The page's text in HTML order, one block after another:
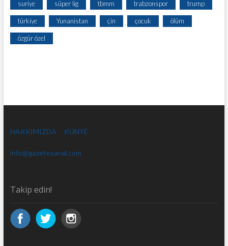
suriye süper lig tbmm trabzonspor trump
türkiye Yunanistan çin çocuk ölüm
özgür özel
HAKKIMIZDA KÜNYE
info@gazetesanal.com
Takip edin!